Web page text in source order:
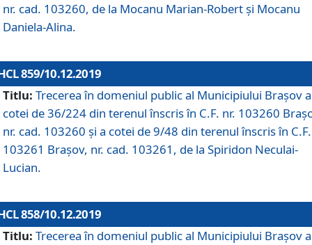
nr. cad. 103260, de la Mocanu Marian-Robert și Mocanu
Daniela-Alina.
859/10.12.2019
Titlu: Trecerea în domeniul public al Municipiului Braşov a
cotei de 36/224 din terenul înscris în C.F. nr. 103260
nr. cad. 103260 și a cotei de 9/48 din terenul înscris în
103261 Brașov, nr. cad. 103261, de la Spiridon Neculai-
Lucian.
858/10.12.2019
Titlu: Trecerea în domeniul public al Municipiului Braşov a